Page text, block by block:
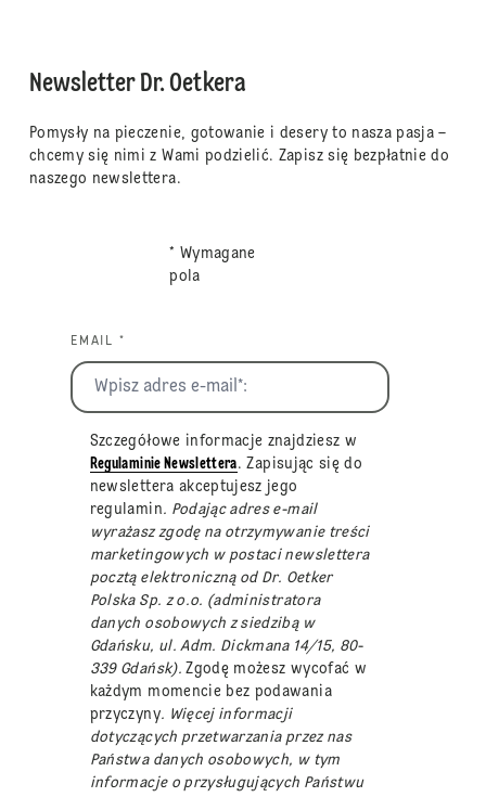
Newsletter Dr. Oetkera
Pomysły na pieczenie, gotowanie i desery to nasza pasja –
chcemy się nimi z Wami podzielić. Zapisz się bezpłatnie do
naszego newslettera.
* Wymagane
pola
EMAIL *
Szczegółowe informacje znajdziesz w
Regulaminie Newslettera. Zapisując się do
newslettera akceptujesz jego
regulamin. Podając adres e-mail
wyrażasz zgodę na otrzymywanie treści
marketingowych w postaci newslettera
pocztą elektroniczną od Dr. Oetker
Polska Sp. z o.o. (administratora
danych osobowych z siedzibą w
Gdańsku, ul. Adm. Dickmana 14/15, 80-
339 Gdańsk).Zgodę możesz wycofać w
każdym momencie bez podawania
przyczyny. Więcej informacji
dotyczących przetwarzania przez nas
Państwa danych osobowych, w tym
informacje o przysługujących Państwu